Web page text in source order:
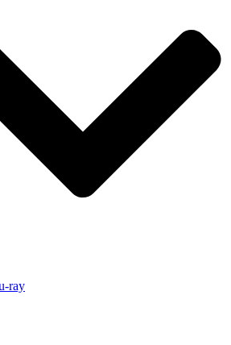
ray